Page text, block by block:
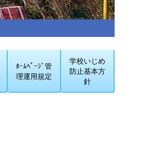
ﾎｰﾑﾍﾟｰｼﾞ管
理運用規定
学校いじめ
防止基本方
針